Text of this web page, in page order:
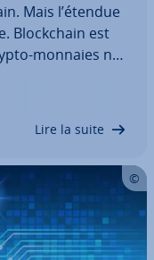
Mais l’étendue
Blo­ck­chain est
monnaies ne
principe du
Lire la suite